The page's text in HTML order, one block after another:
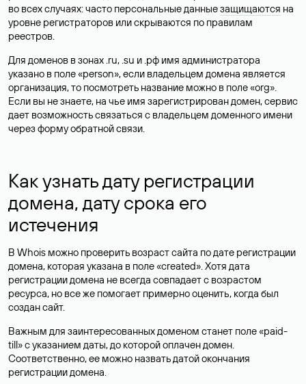
во всех случаях: часто персональные данныезащищаются на
уровне регистраторов или скрываются по правилам
реестров.
Для доменов в зонах .ru, .su и .рф имя администратора
указано в поле «person», если владельцем домена является
организация, то посмотреть название можно в поле «org».
Если вы не знаете, на чье имя зарегистрирован домен, сервис
дает возможность связаться с владельцем доменного имени
через форму обратной связи.
Как узнать дату регистрации
домена, дату срока его
истечения
В Whois можно проверить возраст сайта по дате регистрации
домена, которая указана в поле «created». Хотя дата
регистрации домена не всегда совпадает с возрастом
ресурса, но все же помогает примерно оценить, когда был
создан сайт.
Важным для заинтересованных доменом станет поле «paid-
till» с указанием даты, до которой оплачен домен.
Соответственно, ее можно назвать датой окончания
регистрации домена.